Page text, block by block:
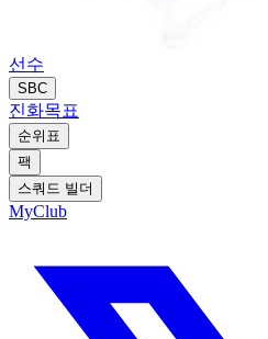
선수
SBC
진화목표
순위표
팩
스쿼드 빌더
MyClub